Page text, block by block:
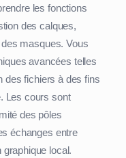
les fonctions
des calques,
masques. Vous
avancées telles
des fichiers à des fins
Les cours sont
des pôles
échanges entre
local.